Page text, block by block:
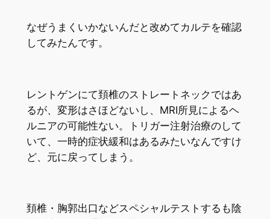
なぜうまくいかないんだと改めてカルテを確認
してみたんです。
レントゲンにて頚椎のストレートネックではあ
るが、変形はさほどないし、MRI所見によるヘ
ルニアの可能性ない。トリガー注射治療のして
いて、一時的症状緩和はあるみたいなんですけ
ど、元に戻ってしまう。
頚椎・胸郭出口などスペシャルテストするも陰